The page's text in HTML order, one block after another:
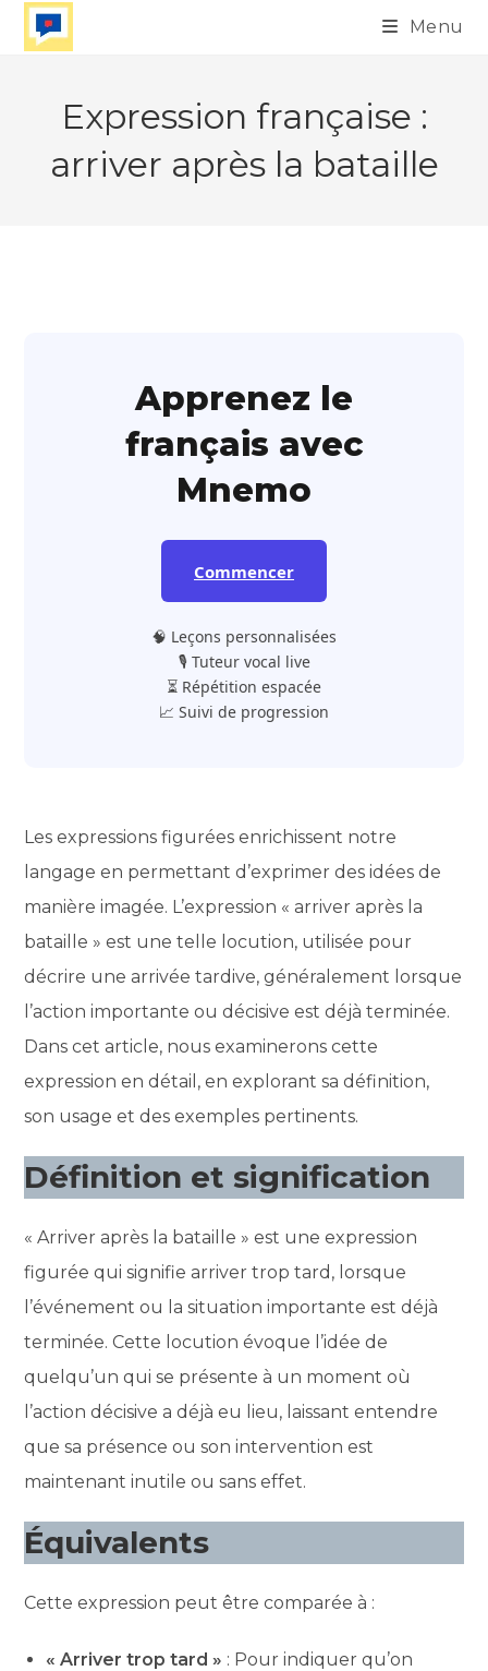
Skip
Menu
Expression française :
arriver après la bataille
Apprenez le
français avec
Mnemo
Commencer
🧠 Leçons personnalisées
🎙️ Tuteur vocal live
⏳ Répétition espacée
📈 Suivi de progression
Les expressions figurées enrichissent notre
langage en permettant d’exprimer des idées de
manière imagée. L’expression « arriver après la
bataille » est une telle locution, utilisée pour
décrire une arrivée tardive, généralement lorsque
l’action importante ou décisive est déjà terminée.
Dans cet article, nous examinerons cette
expression en détail, en explorant sa définition,
son usage et des exemples pertinents.
Définition et signification
« Arriver après la bataille » est une expression
figurée qui signifie arriver trop tard, lorsque
l’événement ou la situation importante est déjà
terminée. Cette locution évoque l’idée de
quelqu’un qui se présente à un moment où
l’action décisive a déjà eu lieu, laissant entendre
que sa présence ou son intervention est
maintenant inutile ou sans effet.
Équivalents
Cette expression peut être comparée à :
« Arriver trop tard » : Pour indiquer qu’on